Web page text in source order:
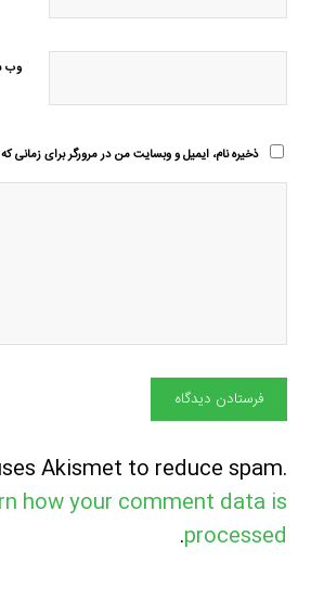
وب‌
ذخیره نام، ایمیل و وبسایت من در مرورگر برای زمانی
Akismet to reduce spam.
how your comment data is
processed
.